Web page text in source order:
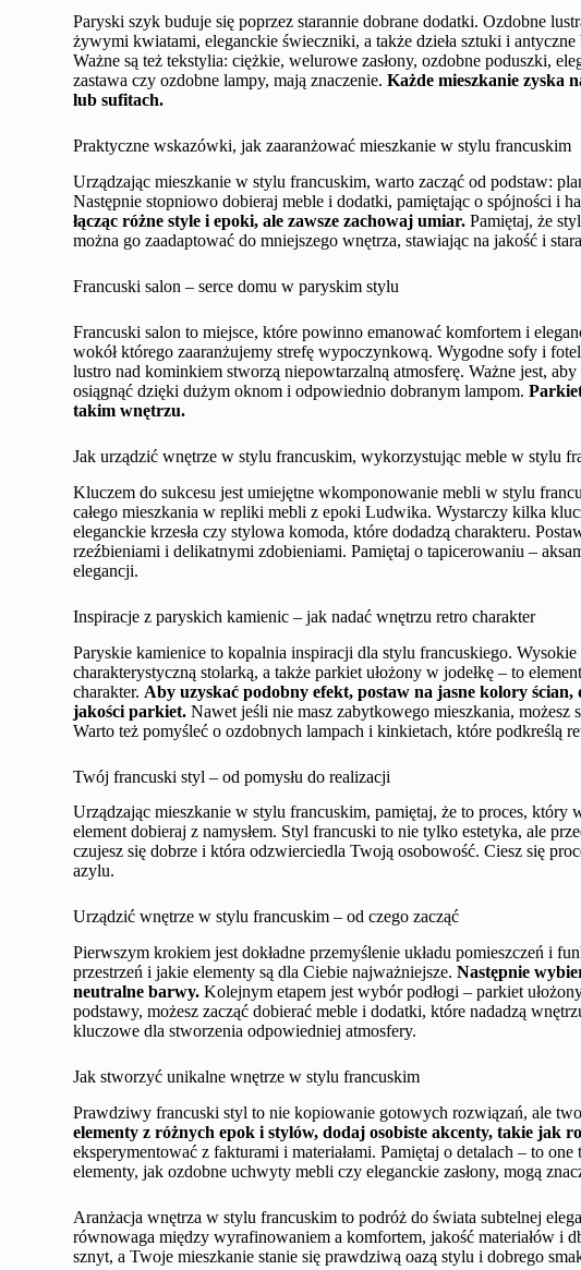
Paryski szyk buduje się poprzez starannie dobrane dodatki. Ozdobne
żywymi kwiatami, eleganckie świeczniki, a także dzieła sztuki i
Ważne są też tekstylia: ciężkie, welurowe zasłony, ozdobne poduszki,
zastawa czy ozdobne lampy, mają znaczenie.Każde mieszkanie zyska
lub sufitach.
Praktyczne wskazówki, jak zaaranżować mieszkanie w stylu francuskim
Urządzając mieszkanie w stylu francuskim, warto zacząć od podstaw:
Następnie stopniowo dobieraj meble i dodatki, pamiętając o spójności i
łącząc różne style i epoki, ale zawsze zachowaj umiar. Pamiętaj, że
można go zaadaptować do mniejszego wnętrza, stawiając na jakość i
Francuski salon – serce domu w paryskim stylu
Francuski salon to miejsce, które powinno emanować komfortem i
wokół którego zaaranżujemy strefę wypoczynkową. Wygodne sofy i
lustro nad kominkiem stworzą niepowtarzalną atmosferę. Ważne jest,
osiągnąć dzięki dużym oknom i odpowiednio dobranym lampom.
takim wnętrzu.
Jak urządzić wnętrze w stylu francuskim, wykorzystując meble w stylu
Kluczem do sukcesu jest umiejętne wkomponowanie mebli w stylu
całego mieszkania w repliki mebli z epoki Ludwika. Wystarczy kilka
eleganckie krzesła czy stylowa komoda, które dodadzą charakteru.
rzeźbieniami i delikatnymi zdobieniami. Pamiętaj o tapicerowaniu –
elegancji.
Inspiracje z paryskich kamienic – jak nadać wnętrzu retro charakter
Paryskie kamienice to kopalnia inspiracji dla stylu francuskiego.
charakterystyczną stolarką, a także parkiet ułożony w jodełkę – to
charakter. Aby uzyskać podobny efekt, postaw na jasne kolory
jakości parkiet. Nawet jeśli nie masz zabytkowego mieszkania,
Warto też pomyśleć o ozdobnych lampach i kinkietach, które podkreślą
Twój francuski styl – od pomysłu do realizacji
Urządzając mieszkanie w stylu francuskim, pamiętaj, że to proces,
element dobieraj z namysłem. Styl francuski to nie tylko estetyka, ale
czujesz się dobrze i która odzwierciedla Twoją osobowość. Ciesz się
azylu.
Urządzić wnętrze w stylu francuskim – od czego zacząć
Pierwszym krokiem jest dokładne przemyślenie układu pomieszczeń i
przestrzeń i jakie elementy są dla Ciebie najważniejsze.Następnie
neutralne barwy. Kolejnym etapem jest wybór podłogi – parkiet
podstawy, możesz zacząć dobierać meble i dodatki, które nadadzą
kluczowe dla stworzenia odpowiedniej atmosfery.
Jak stworzyć unikalne wnętrze w stylu francuskim
Prawdziwy francuski styl to nie kopiowanie gotowych rozwiązań, ale
elementy z różnych epok i stylów, dodaj osobiste akcenty, takie jak
eksperymentować z fakturami i materiałami. Pamiętaj o detalach – to
elementy, jak ozdobne uchwyty mebli czy eleganckie zasłony, mogą
Aranżacja wnętrza w stylu francuskim to podróż do świata subtelnej
równowaga między wyrafinowaniem a komfortem, jakość materiałów i
sznyt, a Twoje mieszkanie stanie się prawdziwą oazą stylu i dobrego